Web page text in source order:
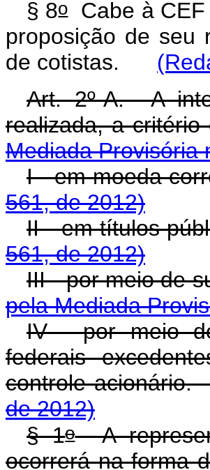
§ 8oCabe à CEF
proposição de seu
de cotistas.
Art. 2º-A. A
realizada, a
Mediada Provisória
I - em moeda
561, de 2012)
II - em títulos
561, de 2012)
III - por meio de
pela Mediada
IV - por meio
federais
controle
de 2012)
§ 1oA
ocorrerá na forma